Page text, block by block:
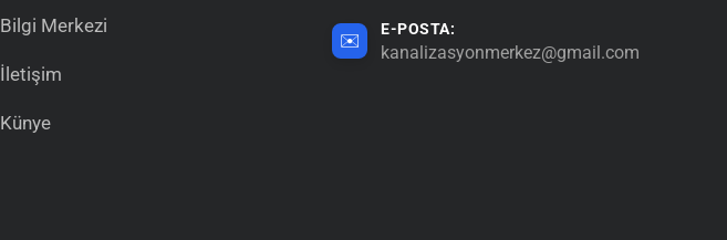
Bilgi Merkezi
İletişim
Künye
✉️
E-POSTA:
kanalizasyonmerkez@gmail.com